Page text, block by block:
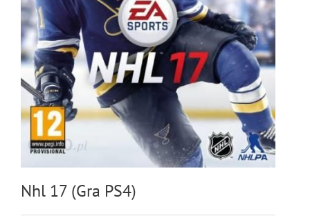
Nhl 17 (Gra PS4)